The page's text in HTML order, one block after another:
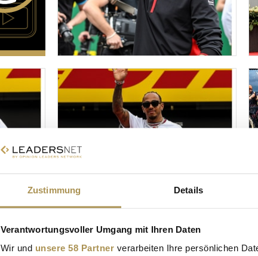
Zustimmung Details
Verantwortungsvoller Umgang mit Ihren Daten
Wir und unsere 58 Partner verarbeiten Ihre persönlichen